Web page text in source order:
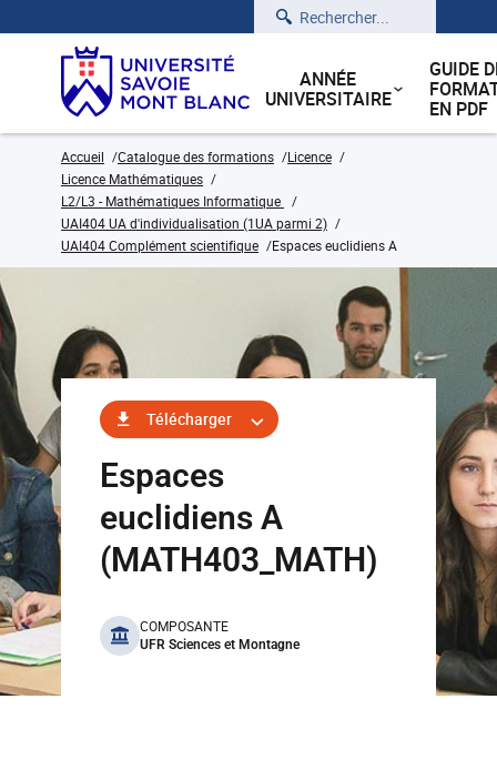
Rechercher
ANNÉE
UNIVERSITAIRE
GUIDE
EN PDF
Accueil Catalogue des formations
Licence
Licence Mathématiques
L2/L3 - Mathématiques Informatique
UAI404 UA d'individualisation (1UA parmi 2)
UAI404 Complément scientifique
Espaces euclidiens A
Télécharger
Espaces
euclidiens A
(MATH403_MATH)
benefits
COMPOSANTE
UFR Sciences et Montagne